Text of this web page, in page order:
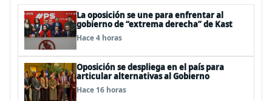
La oposición se une para enfrentar al
gobierno de “extrema derecha” de Kast
Hace 4 horas
Oposición se despliega en el país para
articular alternativas al Gobierno
Hace 16 horas